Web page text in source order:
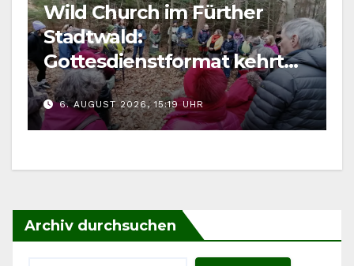
Wild Church im Fürther
Stadtwald:
Gottesdienstformat kehrt
im August zurück
6. AUGUST 2026, 15:19 UHR
Archiv durchsuchen